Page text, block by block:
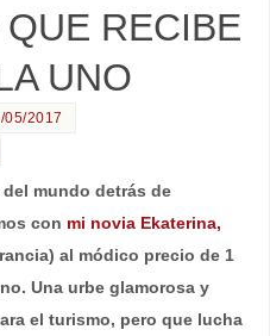
RECIBE
UNO
05/2017
mundo detrás de
con mi novia Ekaterina,
al módico precio de 1
Una urbe glamorosa y
el turismo, pero que lucha